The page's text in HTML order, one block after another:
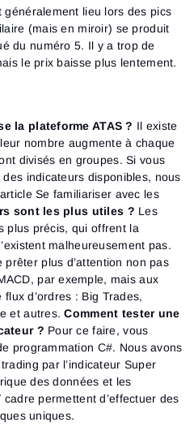
lieu lors des pics
(mais en miroir) se produit
du numéro 5. Il y a trop de
le prix baisse plus lentement.
la plateforme ATAS ? Il existe
nombre augmente à chaque
divisés en groupes. Si vous
indicateurs disponibles, nous
Se familiariser avec les
sont les plus utiles ? Les
plus précis, qui offrent la
malheureusement pas.
plus d’attention non pas
par exemple, mais aux
d’ordres : Big Trades,
et autres.Comment tester une
? Pour ce faire, vous
programmation C#. Nous avons
par l’indicateur Super
des données et les
permettent d’effectuer des
uniques.